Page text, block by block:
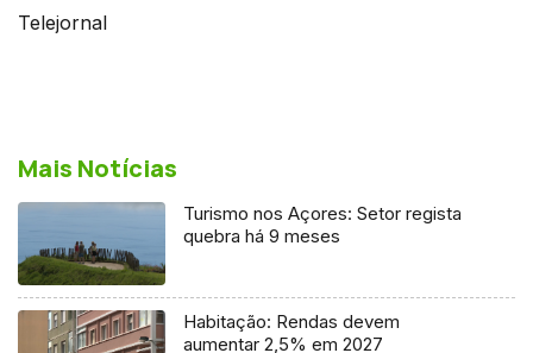
Telejornal
Mais Notícias
Turismo nos Açores: Setor regista
quebra há 9 meses
Habitação: Rendas devem
aumentar 2,5% em 2027